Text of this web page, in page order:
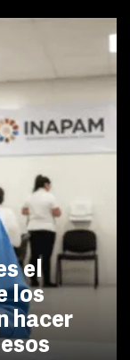
el
los
hacer